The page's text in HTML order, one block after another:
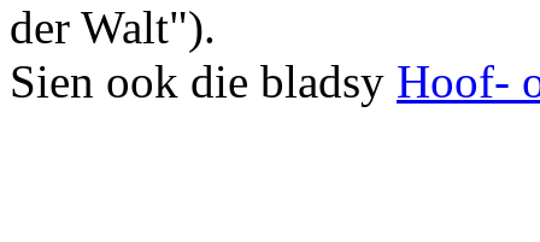
der Walt").
Sien ook die bladsy Hoof-